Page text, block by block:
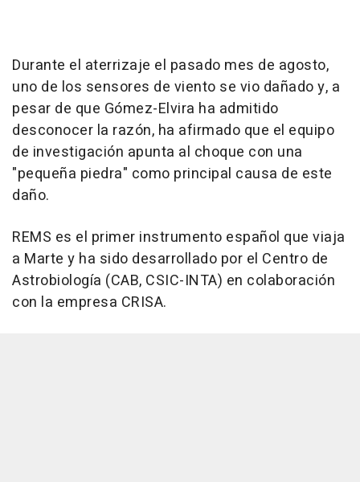
Durante el aterrizaje el pasado mes de agosto,
uno de los sensores de viento se vio dañado y, a
pesar de que Gómez-Elvira ha admitido
desconocer la razón, ha afirmado que el equipo
de investigación apunta al choque con una
"pequeña piedra" como principal causa de este
daño.
REMS es el primer instrumento español que viaja
a Marte y ha sido desarrollado por el Centro de
Astrobiología (CAB, CSIC-INTA) en colaboración
con la empresa CRISA.